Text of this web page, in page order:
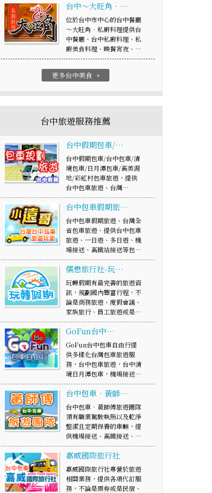
台中～大旺角．…
位於台中市中心的台中餐廳
～大旺角．私廚料理提供台
中餐廳、台中私廚料理、私
廚美食料理、晚餐宵夜、…
更多台中美食 arrow_right
台中旅遊服務推薦
台中假期包車/…
台中假期包車/台中包車/清
境包車/日月潭包車/高美濕
地/彩虹村包車旅遊，提供
台中包車旅遊、台灣…
台中包車假期旅…
台中包車假期旅遊、台灣全
省包車旅遊、提供台中包車
旅遊、一日遊、多日遊、機
場接送、高鐵站接送等包…
儒懋旅行社-玩…
玩轉假期有最完善的旅遊資
訊，規劃國內豐富行程，不
論是商務旅遊、度假會議、
家族旅行、員工旅遊或是…
GoFun台中…
GoFun台中包車自由行提
供多樣化台灣包車旅遊服
務，台中包車旅遊，台中清
境日月潭包車，機場接送…
台中包車‧黃師…
台中包車‧黃師傅旅遊團隊
領有職業駕駛執照以及乾淨
整潔且定期保養的車輛，提
供機場接送、高鐵接送、…
嘉威國際旅行社
嘉威國際旅行社專營於旅遊
相關業務，提供各項代訂服
務，不論是票券或是民宿、